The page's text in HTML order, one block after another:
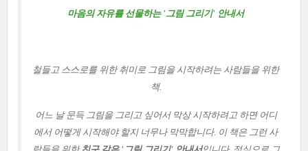
마음의 자유를 선물하는 '그림 그리기' 안내서
철들고 스스로를 위한 취미로 그림을 시작하려는 사람들을 위한
책.
어느 날 문득 그림을 그리고 싶어서 막상 시작하려고 하면 어디
에서 어떻게 시작해야 할지 너무나 막막합니다. 이 책은 그런 사